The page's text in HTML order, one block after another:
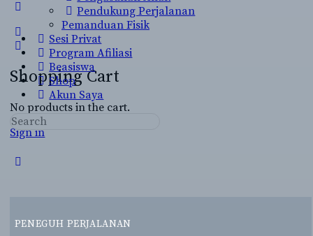
More
options
Shopping Cart
No products in the cart.
Sign in
Pendukung Perjalanan
Pemanduan Fisik
Sesi Privat
Program Afiliasi
Beasiswa
Shop
Akun Saya
Search
for:
PENEGUH PERJALANAN